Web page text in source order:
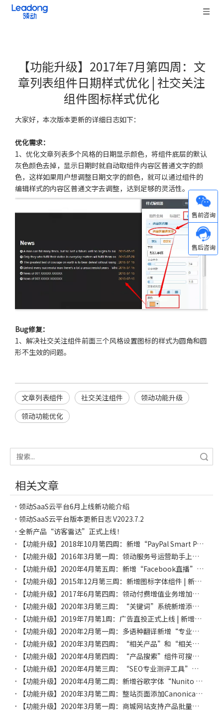
【功能升级】2017年7月第四周：文
章列表组件日期样式优化 | 社交关注
组件图标样式优化
["wechat","weibo","qzone","douban","email"]
大家好，本次版本更新的详细日志如下：
优化需求：
1、优化文章列表多个风格的日期显示颜色，将组件底层的默认
灰色颜色去掉，显示日期时就自动取组件内容区普通文字的颜
色，这样如果用户想调整日期文字的颜色，就可以通过组件的
编辑样式的内容区普通文字去调整，达到足够的灵活性。
Bug修复：
1、解决社交关注组件前面三个风格设置图标的样式为圆角和圆
形不生效的问题。
文章列表组件 社交关注组件
领动功能升级
领动功能优化
相关文章
领动SaaS云平台6月上线新功能介绍
领动SaaS云平台版本更新日志 V2023.7.2
全新产品“访客雷达”正式上线！
【功能升级】2018年10月第四周：新增“PayPal Smart Payment”支付 | 评价系统增加“访客可评价”选择项
【功能升级】2016年3月第一周：领动服务号运营助手上线，领动官网与领动微信公众号完美对接
【功能升级】2020年4月第五周：新增“Facebook直播”的组件｜“视频”组件增加视频描述设置
【功能升级】2015年12月第三周：新增图标字体组件 | 新增LOGO组件 | 新增节日装扮
【功能升级】2017年6月第四周：领动付费增值业务增加视频去广告服务
【功能升级】2020年3月第三周：“关键词”系统新增添加关键词到已有产品/文章/产品分类功能｜新增“产品收藏状态”组件｜表单系统新增“防重复提交”功能
【功能升级】2019年7月第1周：广告直投正式上线 | 新增关键词页面自定义功能
【功能升级】2020年2月第一周：多语种翻译新增“专业术语管理”功能｜“询盘管理”增加“彻底删除”功能
【功能升级】2020年3月第四周：“相关产品”和“相关文章”模块增加全选功能
【功能升级】2020年4月第四周：“产品搜索”组件可搜索自定义字段｜“询盘收发规则”中的邮件通知增加抄送功能｜新增“亚美尼亚语”小语种网站
【功能升级】2020年4月第三周：“SEO专业测评工具”小程序V2.0正式上线 | 原DHpay支付更换成Cashier支付
【功能升级】2020年4月第二周：新增谷歌字体“Nunito Sans”｜优化“产品目录”组件
【功能升级】2020年3月第二周：整站页面添加Canonical标签并支持自定义页面的Canonical URL｜“产品收藏”功能支持按钮文字自定义｜“邮箱模版设置”中增加“修改密码”模版设置功能｜“语言栏”组件新增风格
【功能升级】2020年3月第一周：商城网站支持产品批量导入功能｜添加“相关产品”和“相关文章”模块新增输入页码跳转功能
微信